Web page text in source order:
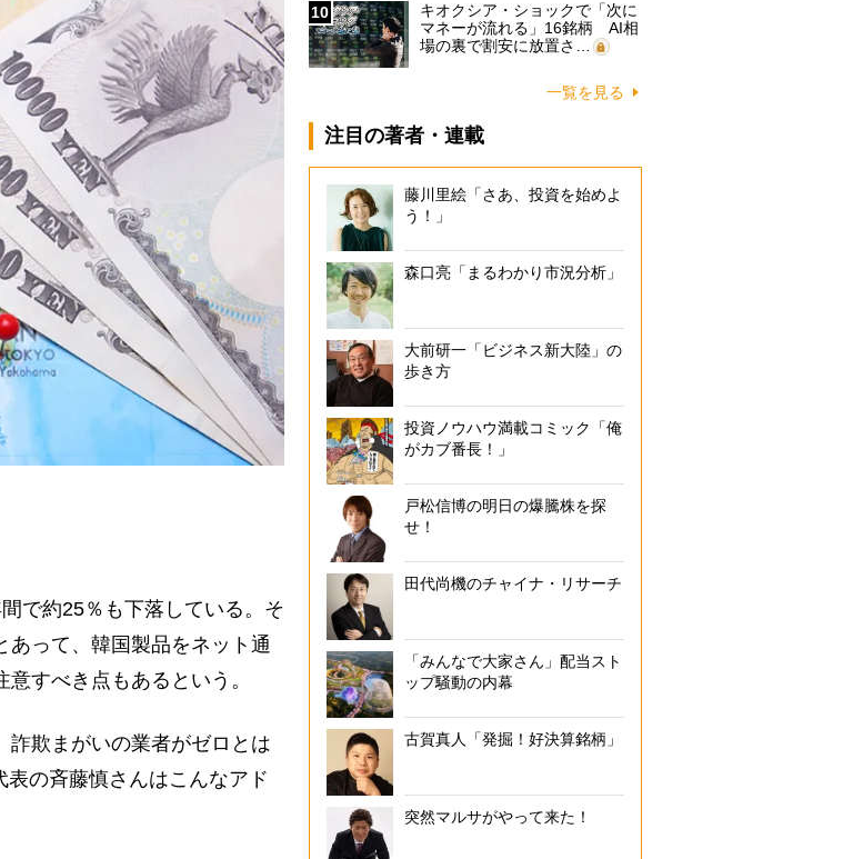
で約25％も下落している。そ
あって、韓国製品をネット通
すべき点もあるという。
欺まがいの業者がゼロとは
の斉藤慎さんはこんなアド
10
キオクシア・ショックで「次に
マネーが流れる」16銘柄 AI相
場の裏で割安に放置さ…
一覧を見る
注目の著者・連載
藤川里絵「さあ、投資を始めよ
う！」
森口亮「まるわかり市況分析」
大前研一「ビジネス新大陸」の
歩き方
投資ノウハウ満載コミック「俺
がカブ番長！」
戸松信博の明日の爆騰株を探
せ！
田代尚機のチャイナ・リサーチ
「みんなで大家さん」配当スト
ップ騒動の内幕
古賀真人「発掘！好決算銘柄」
突然マルサがやって来た！